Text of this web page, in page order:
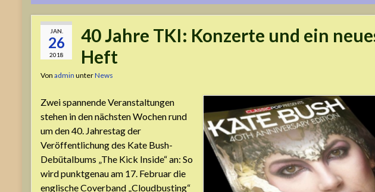
JAN.
26
2018
40 Jahre TKI: Konzerte und ein
Heft
Von admin unterNews
Zwei spannende Veranstaltungen
stehen in den nächsten Wochen rund
um den 40. Jahrestag der
Veröffentlichung des Kate Bush-
Debütalbums „The Kick Inside“ an: So
wird punktgenau am 17. Februar die
englische Coverband „Cloudbusting“